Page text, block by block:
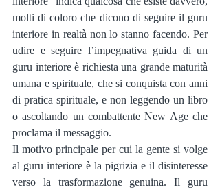
molti di coloro che dicono di seguire il guru
interiore in realtà non lo stanno facendo. Per
udire e seguire l’impegnativa guida di un
guru interiore è richiesta una grande maturità
umana e spirituale, che si conquista con anni
di pratica spirituale, e non leggendo un libro
o ascoltando un combattente New Age che
proclama il messaggio.
Il motivo principale per cui la gente si volge
al guru interiore è la pigrizia e il disinteresse
verso la trasformazione genuina. Il guru